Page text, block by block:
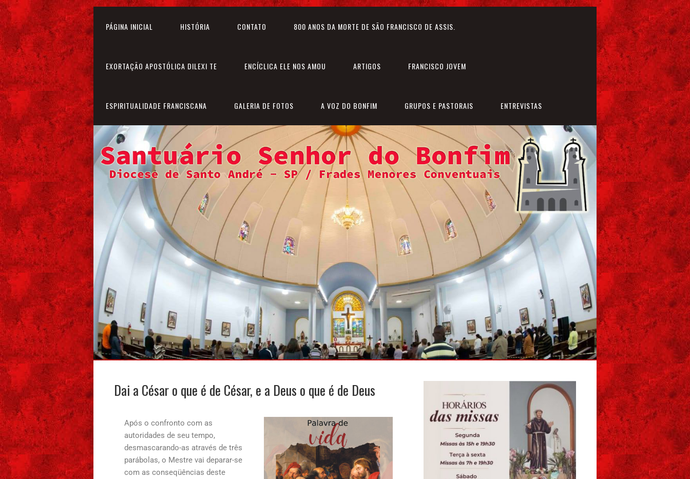
PÁGINA INICIAL HISTÓRIA CONTATO 800 ANOS DA MORTE DE SÃO FRANCISCO DE ASSIS.
EXORTAÇÃO APOSTÓLICA DILEXI TE ENCÍCLICA ELE NOS AMOU ARTIGOS FRANCISCO JOVEM
ESPIRITUALIDADE FRANCISCANA GALERIA DE FOTOS A VOZ DO BONFIM GRUPOS E PASTORAIS ENTREVISTAS
Dai a César o que é de César, e a Deus o que é de Deus
Após o confronto com as
autoridades de seu tempo,
desmascarando-as através de três
parábolas, o Mestre vai deparar-se
com as conseqüências deste